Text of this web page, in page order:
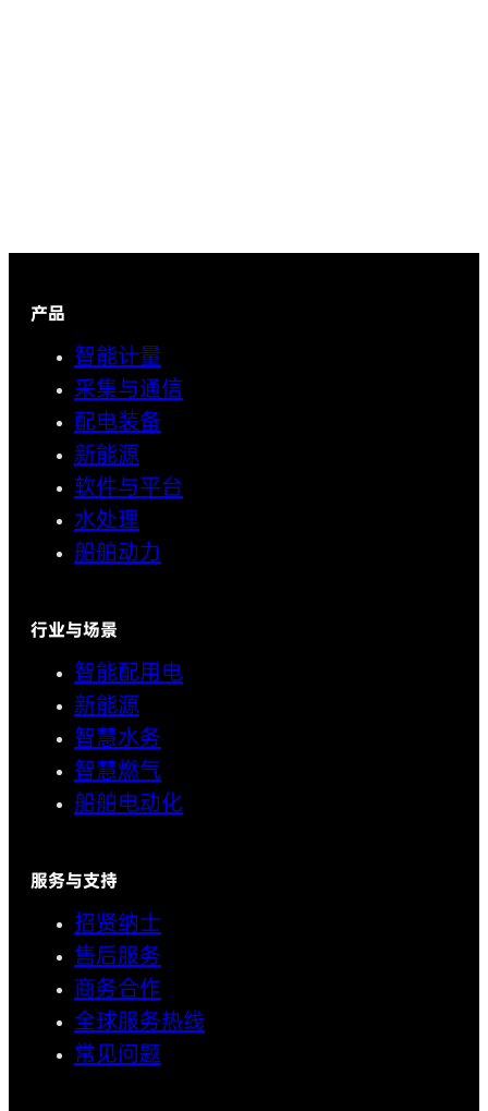
产品
智能计量
采集与通信
配电装备
新能源
软件与平台
水处理
船舶动力
行业与场景
智能配用电
新能源
智慧水务
智慧燃气
船舶电动化
服务与支持
招贤纳士
售后服务
商务合作
全球服务热线
常见问题